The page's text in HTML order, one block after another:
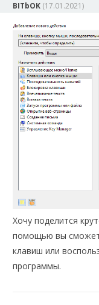
BITbOK (17.01.2021)
Хочу поделится
помощью вы
клавиш или
программы.